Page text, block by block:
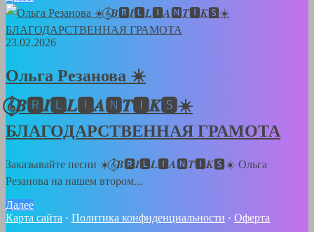
23.02.2026
Ольга Резанова ☀️
𝄞⃝𝑩🆁𝑰🅻𝑳🅸𝑨🅽𝑻🅸𝑲🆂☀️
БЛАГОДАРСТВЕННАЯ ГРАМОТА
Заказывайте песни ☀️𝄞⃝𝑩🆁𝑰🅻𝑳🅸𝑨🅽𝑻🅸𝑲🆂☀️ Ольга
Резанова на нашем втором...
Далее
Карта сайта · Политика конфиденциальности · Оферта